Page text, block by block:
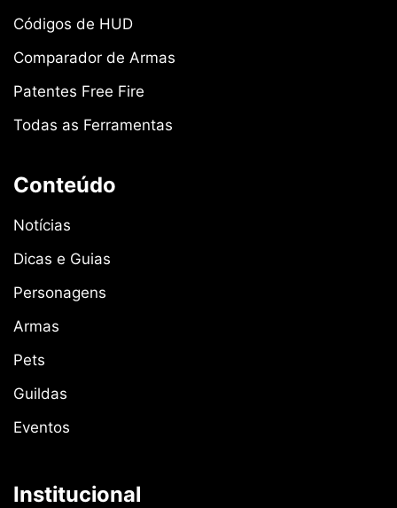
Códigos de HUD
Comparador de Armas
Patentes Free Fire
Todas as Ferramentas
Conteúdo
Notícias
Dicas e Guias
Personagens
Armas
Pets
Guildas
Eventos
Institucional